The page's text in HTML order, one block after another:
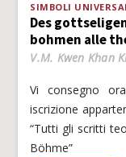
SIMBOLI
Des
bohmen alle
V.M. Kwen Khan
Vi consegno
iscrizione
“Tutti gli scritti
Böhme”